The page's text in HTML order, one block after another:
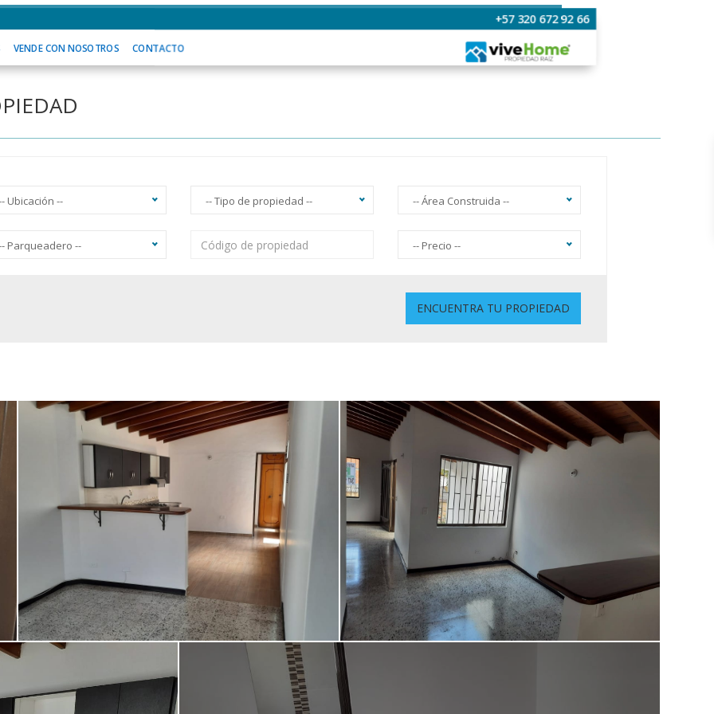
+57 320 672 92 66
VENDE CON NOSOTROS CONTACTO
Ubicación -- -- Tipo de propiedad -- -- Área Construida --
Parqueadero -- -- Precio --
Amoblado Transporte público Zona infantil
Turco Cancha Deportiva
ENCUENTRA TU PROPIEDAD